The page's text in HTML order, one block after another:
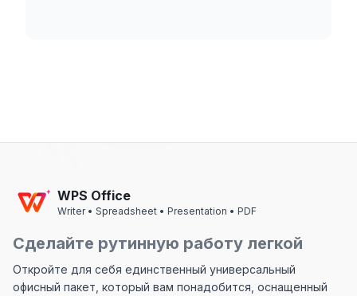
WPS Office
Writer • Spreadsheet • Presentation • PDF
Сделайте рутинную работу легкой
Откройте для себя единственный универсальный
офисный пакет, который вам понадобится, оснащенный